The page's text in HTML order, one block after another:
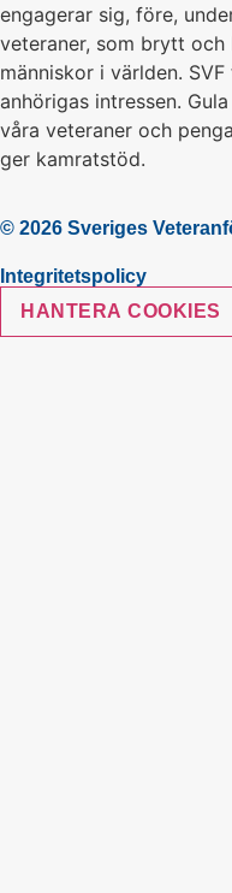
engagerar sig, före,
veteraner, som brytt
människor i världen.
anhörigas intressen.
våra veteraner och
ger kamratstöd.
© 2026 Sveriges
Integritetspolicy
HANTERA COOKIES